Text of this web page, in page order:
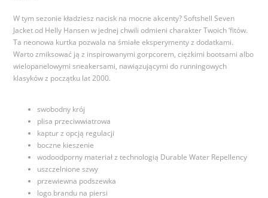
W tym sezonie kładziesz nacisk na mocne akcenty? Softshell Seven
Jacket od Helly Hansen w jednej chwili odmieni charakter Twoich ‘fitów.
Ta neonowa kurtka pozwala na śmiałe eksperymenty z dodatkami.
Warto zmiksować ją z inspirowanymi gorpcorem, ciężkimi bootsami albo
wielopanelowymi sneakersami, nawiązującymi do runningowych
klasyków z początku lat 2000.
swobodny krój
plisa przeciwwiatrowa
kaptur z opcją regulacji
boczne kieszenie
wodoodporny materiał z technologią Durable Water Repellency
uszczelnione szwy
przewiewna podszewka
logo brandu na piersi